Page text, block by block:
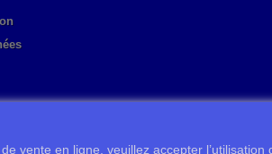
vente en ligne, veuillez accepter